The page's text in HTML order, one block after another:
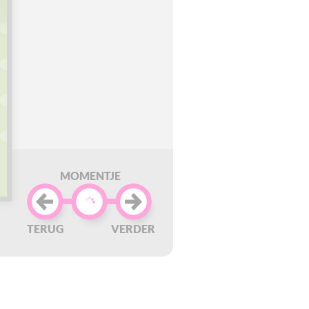
TERUG
MOMENTJE
VERDER